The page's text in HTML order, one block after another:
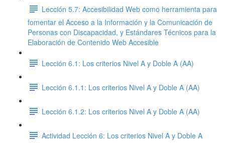
Lección 5.7: Accesibilidad Web como herramienta para
fomentar el Acceso a la Información y la Comunicación de
Personas con Discapacidad, y Estándares Técnicos para la
Elaboración de Contenido Web Accesible
Lección 6.1: Los criterios Nivel A y Doble A (AA)
Lección 6.1.1: Los criterios Nivel A y Doble A (AA)
Lección 6.1.2: Los criterios Nivel A y Doble A (AA)
Actividad Lección 6: Los criterios Nivel A y Doble A